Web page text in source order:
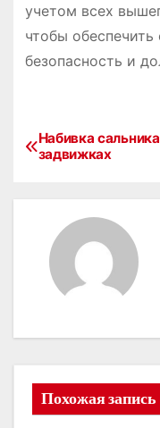
учетом всех
чтобы обеспечить
безопасность и
Н
и
Набивка
задвижках
Похожая запись